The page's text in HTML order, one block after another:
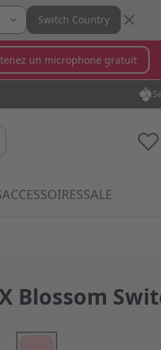
Switch Country
un microphone gratuit
category
Mikrophones category
Show submenu for MX
ACCESSOIRESShow
SALE
magasin...
Blossom